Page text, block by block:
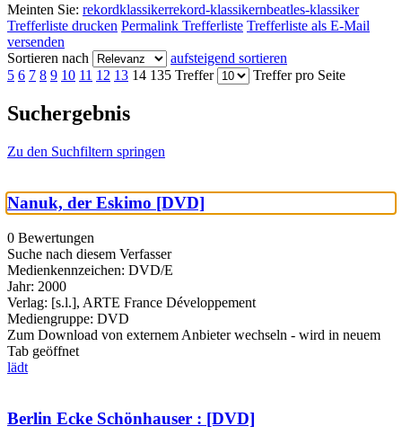
Meinten Sie: rekordklassikerrekord-klassikernbeatles-klassiker
Trefferliste drucken Permalink Trefferliste Trefferliste als E-Mail
versenden
Sortieren nach
aufsteigend sortieren
5 6 7 8 9 10 11 12 13 14 135 Treffer Treffer pro Seite
Suchergebnis
Zu den Suchfiltern springen
Nanuk, der Eskimo [DVD]
0 Bewertungen
Suche nach diesem Verfasser
Medienkennzeichen: DVD/E
Jahr: 2000
Verlag: [s.l.], ARTE France Développement
Mediengruppe: DVD
Zum Download von externem Anbieter wechseln - wird in neuem
Tab geöffnet
lädt
Berlin Ecke Schönhauser : [DVD]